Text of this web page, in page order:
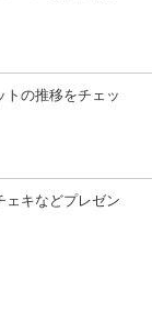
トの推移をチェッ
ェキなどプレゼン